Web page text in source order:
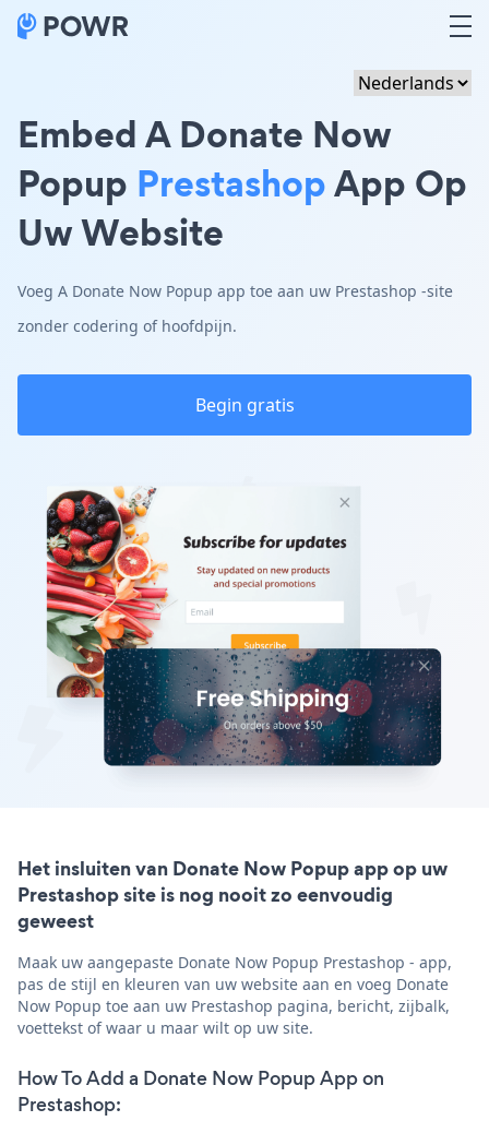
Embed A Donate Now
Popup PrestashopApp Op
Uw Website
Voeg A Donate Now Popup app toe aan uw Prestashop -site
zonder codering of hoofdpijn.
Begin gratis
Het insluiten van Donate Now Popup app op uw
Prestashop site is nog nooit zo eenvoudig
geweest
Maak uw aangepaste Donate Now Popup Prestashop - app,
pas de stijl en kleuren van uw website aan en voeg Donate
Now Popup toe aan uw Prestashop pagina, bericht, zijbalk,
voettekst of waar u maar wilt op uw site.
How To Add a Donate Now Popup App on
Prestashop: